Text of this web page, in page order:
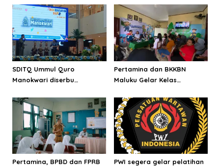
SDITQ Ummul Quro
Manokwari diserbu
MCM
Pertamina dan BKKBN
Maluku Gelar Kelas
Ketahanan Keluarga
Pertamina, BPBD dan FPRB
PWI segera gelar pelatihan